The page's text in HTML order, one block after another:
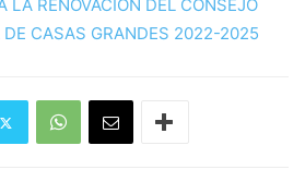
LA RENOVACION DEL CONSEJO
CASAS GRANDES 2022-2025